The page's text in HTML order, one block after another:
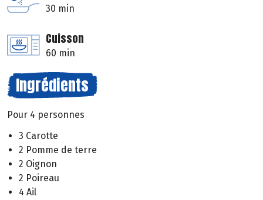
30 min
Cuisson
60 min
Ingrédients
Pour 4 personnes
3 Carotte
2 Pomme de terre
2 Oignon
2 Poireau
4 Ail